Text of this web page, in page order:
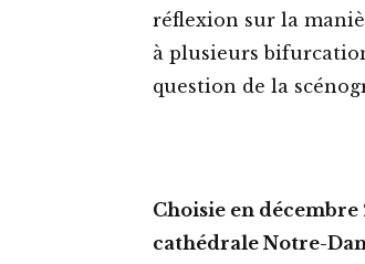
réflexion sur la
à plusieurs
question de la
Choisie en
cathédrale Notre-